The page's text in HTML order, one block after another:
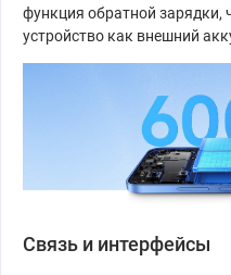
функция обратной зарядки,
устройство как внешний
Связь и интерфейсы